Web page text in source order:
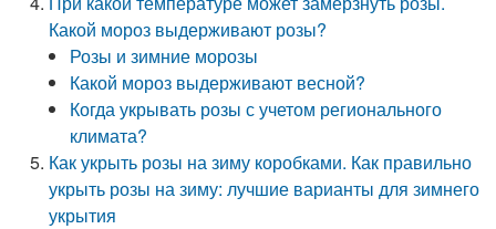
Какой мороз выдерживают розы?
Розы и зимние морозы
Какой мороз выдерживают весной?
Когда укрывать розы с учетом регионального
климата?
Как укрыть розы на зиму коробками. Как правильно
укрыть розы на зиму: лучшие варианты для зимнего
укрытия